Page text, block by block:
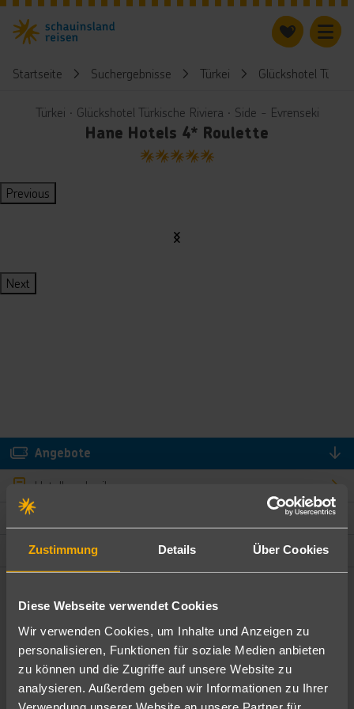
Zustimmung Details Über Cookies
Diese Webseite verwendet Cookies
Wir verwenden Cookies, um Inhalte und Anzeigen zu
personalisieren, Funktionen für soziale Medien anbieten
zu können und die Zugriffe auf unsere Website zu
analysieren. Außerdem geben wir Informationen zu Ihrer
Startseite Suchergebnisse Türkei Glückshotel
Türkei ∙ Glückshotel Türkische Riviera ∙ Side - Evrenseki
Hane Hotels 4* Roulette
5
Previous
Next
Angebote
Hotelbeschreibung
Lage und Umgebung
Angebote filtern
Ändere die Kriterien nach deinen Wünschen
Pauschal Nur Hotel